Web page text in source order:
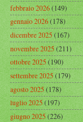
febbraio 2026(149)
gennaio 2026(178)
dicembre 2025(167)
novembre 2025(211)
ottobre 2025(190)
settembre 2025(179)
agosto 2025(178)
luglio 2025(197)
giugno 2025(226)